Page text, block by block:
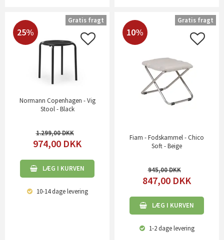
25%
Normann Copenhagen - Vig
Stool - Black
1.299,00
974,00 DKK
LÆG I KURVEN
10-14 dagelevering
Gratis fragt
10%
Fiam - Fodskammel - Chico
Soft - Beige
945,00
847,00 DKK
LÆG I KURVEN
1-2 dagelevering
Gratis fragt